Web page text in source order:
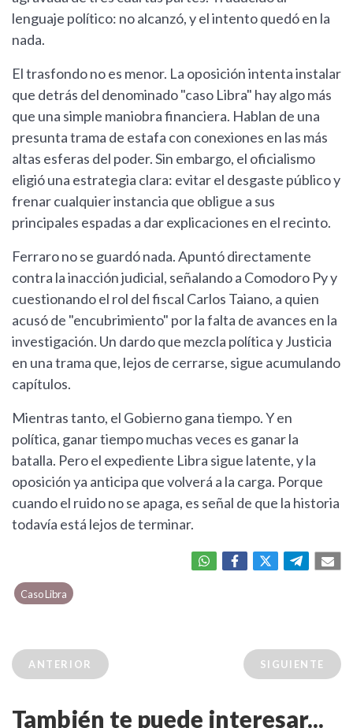
lenguaje político: no alcanzó, y el intento quedó en la
nada.
El trasfondo no es menor. La oposición intenta instalar
que detrás del denominado "caso Libra" hay algo más
que una simple maniobra financiera. Hablan de una
presunta trama de estafa con conexiones en las más
altas esferas del poder. Sin embargo, el oficialismo
eligió una estrategia clara: evitar el desgaste público y
frenar cualquier instancia que obligue a sus
principales espadas a dar explicaciones en el recinto.
Ferraro no se guardó nada. Apuntó directamente
contra la inacción judicial, señalando a Comodoro Py y
cuestionando el rol del fiscal Carlos Taiano, a quien
acusó de "encubrimiento" por la falta de avances en la
investigación. Un dardo que mezcla política y Justicia
en una trama que, lejos de cerrarse, sigue acumulando
capítulos.
Mientras tanto, el Gobierno gana tiempo. Y en
política, ganar tiempo muchas veces es ganar la
batalla. Pero el expediente Libra sigue latente, y la
oposición ya anticipa que volverá a la carga. Porque
cuando el ruido no se apaga, es señal de que la historia
todavía está lejos de terminar.
Caso Libra
ANTERIOR SIGUIENTE
También te puede interesar...